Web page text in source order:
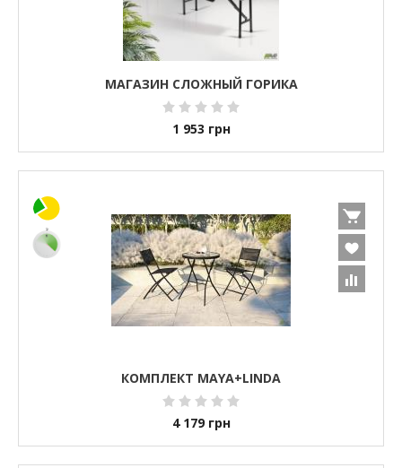
МАГАЗИН СЛОЖНЫЙ ГОРИКА
1 953 грн
КОМПЛЕКТ MAYA+LINDA
4 179 грн